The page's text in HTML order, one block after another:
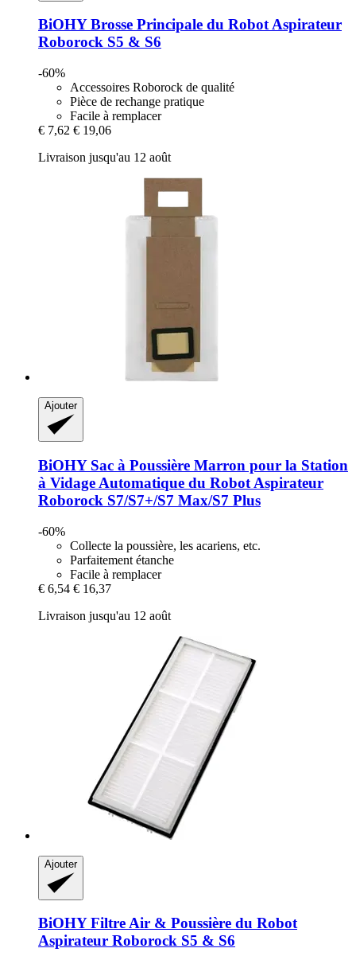
BiOHYBrosse Principale du Robot Aspirateur
Roborock S5 & S6
-60%
Accessoires Roborock de qualité
Pièce de rechange pratique
Facile à remplacer
€ 7,62 € 19,06
Livraison jusqu'au 12 août
Ajouter
BiOHYSac à Poussière Marron pour la Station
à Vidage Automatique du Robot Aspirateur
Roborock S7/S7+/S7 Max/S7 Plus
-60%
Collecte la poussière, les acariens, etc.
Parfaitement étanche
Facile à remplacer
€ 6,54 € 16,37
Livraison jusqu'au 12 août
Ajouter
BiOHYFiltre Air & Poussière du Robot
Aspirateur Roborock S5 & S6